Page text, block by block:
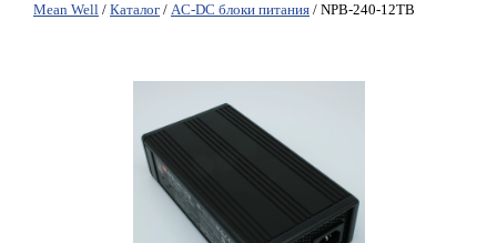
Mean Well / Каталог / AC-DC блоки питания / NPB-240-12TB